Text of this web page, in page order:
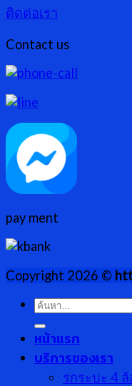
ติดต่อเรา
Contact us
pay ment
Copyright 2026 ©
ค้นหา:
หน้าแรก
บริการของเรา
รกระบะ 4 ล้